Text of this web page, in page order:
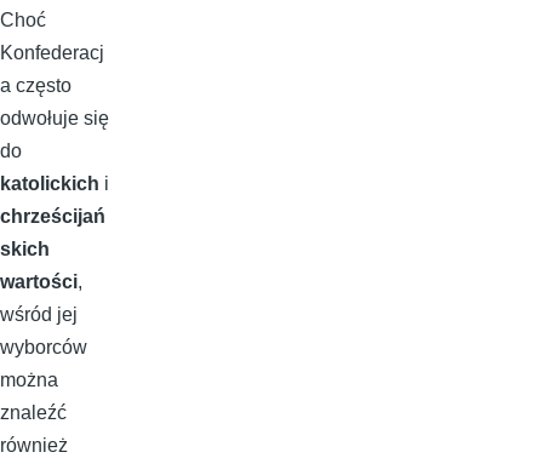
Choć
Konfederacj
a często
odwołuje się
do
katolickich i
chrześcijań
skich
wartości,
wśród jej
wyborców
można
znaleźć
również